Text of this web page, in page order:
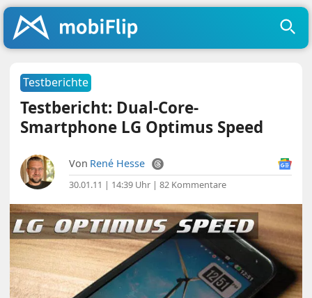
Testberichte
Testbericht: Dual-Core-
Smartphone LG Optimus Speed
Von René Hesse
30.01.11 | 14:39 Uhr |82 Kommentare